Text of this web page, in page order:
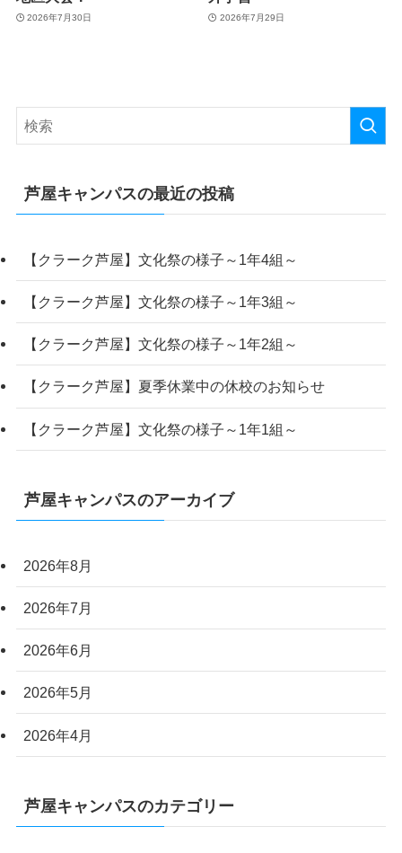
2026年7月30日 2026年7月29日
芦屋キャンパスの最近の投稿
【クラーク芦屋】文化祭の様子～1年4組～
【クラーク芦屋】文化祭の様子～1年3組～
【クラーク芦屋】文化祭の様子～1年2組～
【クラーク芦屋】夏季休業中の休校のお知らせ
【クラーク芦屋】文化祭の様子～1年1組～
芦屋キャンパスのアーカイブ
2026年8月
2026年7月
2026年6月
2026年5月
2026年4月
芦屋キャンパスのカテゴリー